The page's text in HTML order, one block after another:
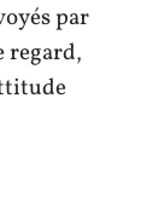
par
regard,